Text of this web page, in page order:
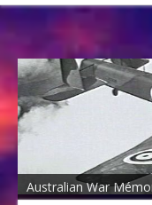
Australian War